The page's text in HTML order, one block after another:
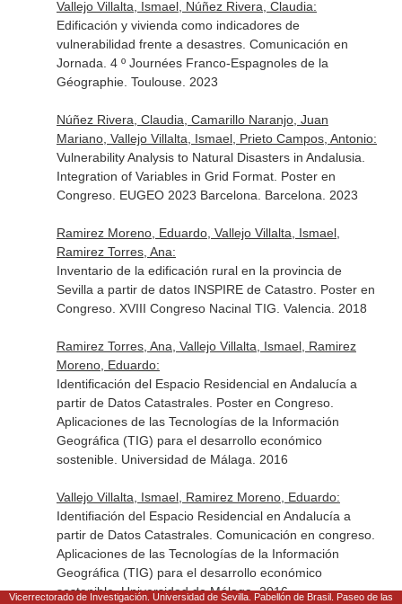
Vallejo Villalta, Ismael, Núñez Rivera, Claudia:
Edificación y vivienda como indicadores de
vulnerabilidad frente a desastres. Comunicación en
Jornada. 4 º Journées Franco-Espagnoles de la
Géographie. Toulouse. 2023
Núñez Rivera, Claudia, Camarillo Naranjo, Juan
Mariano, Vallejo Villalta, Ismael, Prieto Campos, Antonio:
Vulnerability Analysis to Natural Disasters in Andalusia.
Integration of Variables in Grid Format. Poster en
Congreso. EUGEO 2023 Barcelona. Barcelona. 2023
Ramirez Moreno, Eduardo, Vallejo Villalta, Ismael,
Ramirez Torres, Ana:
Inventario de la edificación rural en la provincia de
Sevilla a partir de datos INSPIRE de Catastro. Poster en
Congreso. XVIII Congreso Nacinal TIG. Valencia. 2018
Ramirez Torres, Ana, Vallejo Villalta, Ismael, Ramirez
Moreno, Eduardo:
Identificación del Espacio Residencial en Andalucía a
partir de Datos Catastrales. Poster en Congreso.
Aplicaciones de las Tecnologías de la Información
Geográfica (TIG) para el desarrollo económico
sostenible. Universidad de Málaga. 2016
Vallejo Villalta, Ismael, Ramirez Moreno, Eduardo:
Identifiación del Espacio Residencial en Andalucía a
partir de Datos Catastrales. Comunicación en congreso.
Aplicaciones de las Tecnologías de la Información
Geográfica (TIG) para el desarrollo económico
sostenible. Universidad de Málaga. 2016
Vicerrectorado de Investigación. Universidad de Sevilla. Pabellón de Brasil. Paseo de las